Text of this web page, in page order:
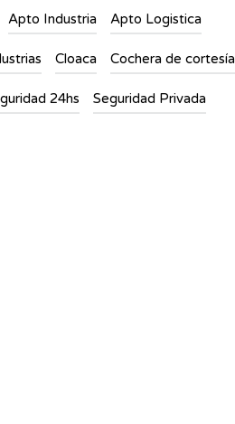
Apto Industria Apto Logistica
Cloaca Cochera de cortesía
24hs Seguridad Privada